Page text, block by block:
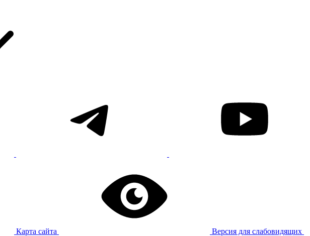
Карта сайта Версия для слабовидящих